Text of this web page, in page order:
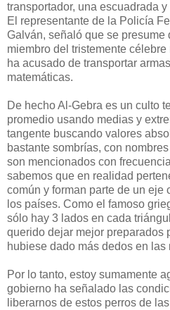
transportador, una escuadrada
El representante de la Policía
Galván, señaló que se presume
miembro del tristemente
ha acusado de transportar
matemáticas.
De hecho Al-Gebra es un culto
promedio usando medias y
tangente buscando valores
bastante sombrías, con
son mencionados con
sabemos que en realidad
común y forman parte de un eje
los países. Como el famoso
sólo hay 3 lados en cada
querido dejar mejor preparados
hubiese dado más dedos en las
Por lo tanto, estoy sumamente
gobierno ha señalado las
liberarnos de estos perros de